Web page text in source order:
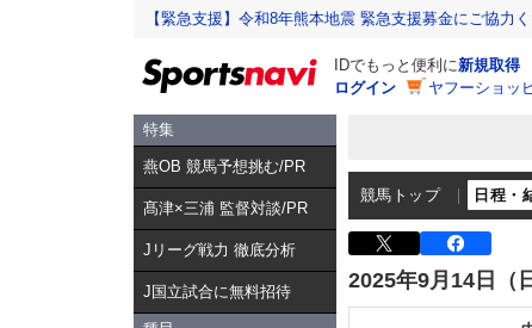
【緊急支援】令和8年熊本地震 緊急支援募金にご協力
IDでもっと便利に新規取得
ログイン
ヤフーショッ
特集
燕OB 競馬予想挑む/PR
髙津×三浦 監督対談/PR
Jリーグ戦力 徹底分析
J国立試合に無料招待
競馬トップ 日程・
2025年9月14日（